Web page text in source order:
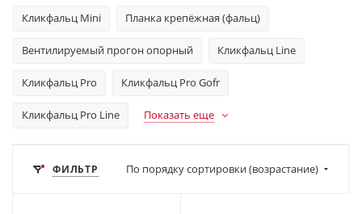
Кликфальц Mini Планка крепёжная (фальц)
Вентилируемый прогон опорный Кликфальц Line
Кликфальц Pro Кликфальц Pro Gofr
Кликфальц Pro Line Показать еще
ФИЛЬТР По порядку сортировки (возрастание)